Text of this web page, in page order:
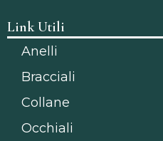
Link Utili
Anelli
Bracciali
Collane
Occhiali